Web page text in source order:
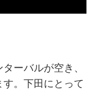
ーバルが空き、
。下田にとって